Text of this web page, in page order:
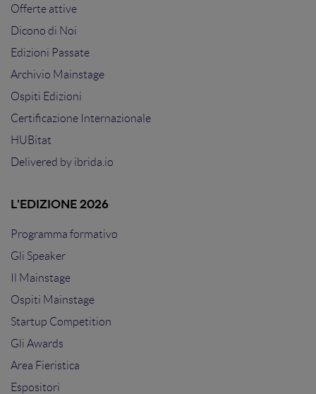
Offerte attive
Dicono di Noi
Edizioni Passate
Archivio Mainstage
Ospiti Edizioni
Certificazione Internazionale
HUBitat
Delivered by ibrida.io
L'EDIZIONE 2026
Programma formativo
Gli Speaker
Il Mainstage
Ospiti Mainstage
Startup Competition
Gli Awards
Area Fieristica
Espositori